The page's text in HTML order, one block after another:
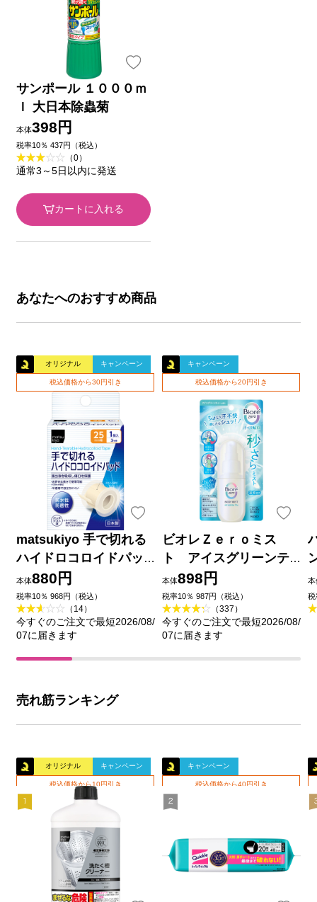
サンポール １０００ｍ
ｌ 大日本除蟲菊
本体398円
税率10％ 437円（税込）
（0）
通常3～5日以内に発送
カートに入れる
あなたへのおすすめ商品
オリジナル キャンペーン
税込価格から30円引き
matsukiyo 手で切れる
ハイドロコロイドパッ
ド ２５ｍｍ×３ｍ巻
本体880円
税率10％ 968円（税込）
（14）
今すぐのご注文で最短2026/08/
07に届きます
キャンペーン
税込価格から20円引き
ビオレＺｅｒｏミス
ト アイスグリーンテ
ィーの香り ６０ｍＬ 花
王
本体898円
税率10％ 987円（税込）
（337）
今すぐのご注文で最短2026/08/
07に届きます
本
税
売れ筋ランキング
オリジナル キャンペーン
税込価格から10円引き
キャンペーン
税込価格から40円引き